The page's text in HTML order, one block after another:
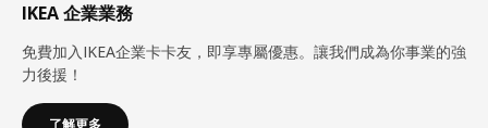
IKEA 企業業務
免費加入IKEA企業卡卡友，即享專屬優惠。讓我們成為你事業的強
力後援！
了解更多